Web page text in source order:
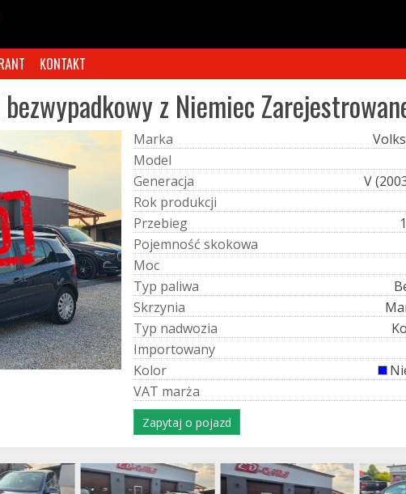
KONTAKT
z Niemiec
Marka
Model
Generacja
V
Rok produkcji
Przebieg
Pojemność skokowa
Moc
Typ paliwa
Skrzynia
Typ nadwozia
Importowany
Kolor
VAT marża
Zapytaj o pojazd